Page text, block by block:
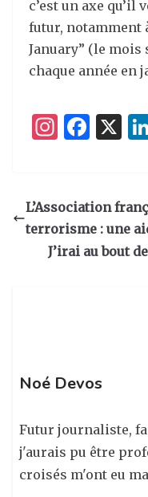
c’est un axe qu’il
futur, notamment
January” (le mois
chaque année en
I
a
g
ra
F
e
b
o
X
L’Association
terrorisme : une
J’irai au bout
Noé Devos
Futur journaliste,
j'aurais pu être
croisés m'ont eu